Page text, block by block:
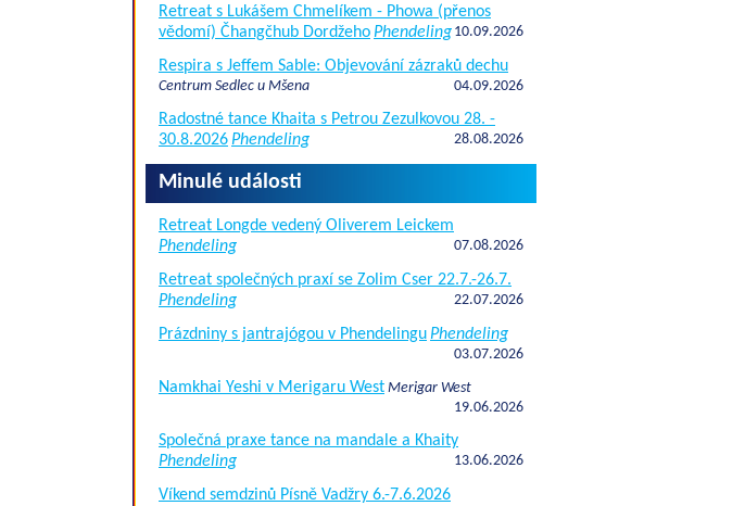
Retreat s Lukášem Chmelíkem - Phowa (přenos
vědomí) Čhangčhub DordžehoPhendeling 10.09.2026
Respira s Jeffem Sable: Objevování zázraků dechu
Centrum Sedlec u Mšena 04.09.2026
Radostné tance Khaita s Petrou Zezulkovou 28. -
30.8.2026Phendeling 28.08.2026
Minulé události
Retreat Longde vedený Oliverem Leickem
Phendeling
07.08.2026
Retreat společných praxí se Zolim Cser 22.7.-26.7.
Phendeling
22.07.2026
Prázdniny s jantrajógou v PhendelinguPhendeling
03.07.2026
Namkhai Yeshi v Merigaru West Merigar West
19.06.2026
Společná praxe tance na mandale a Khaity
Phendeling
13.06.2026
Víkend semdzinů Písně Vadžry 6.-7.6.2026